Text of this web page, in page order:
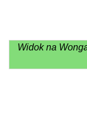
Widok na